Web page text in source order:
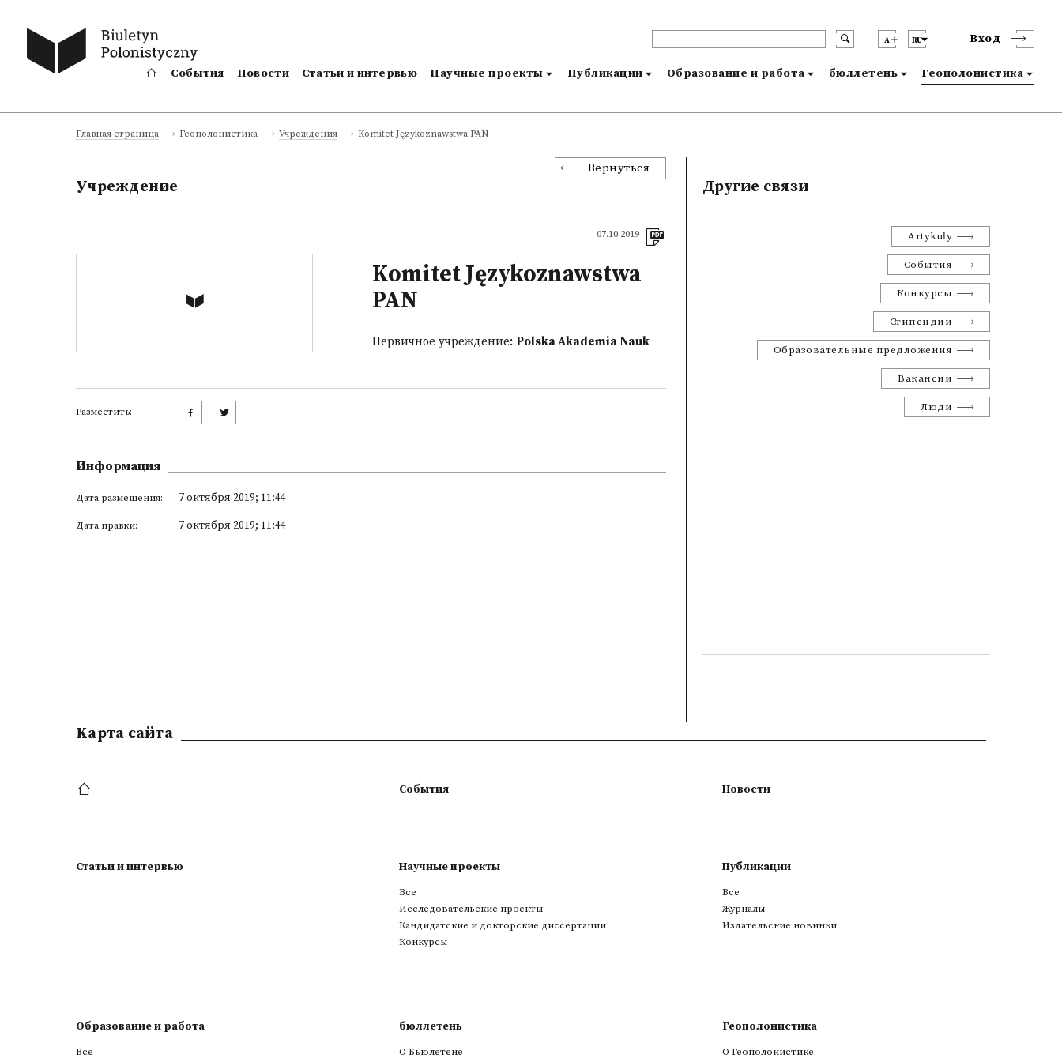
A RU Вход
События Новости Статьи и интервью Научные проекты Публикации Образование и работа бюллетень Геополонистика
Главная страница Геополонистика Учреждения Komitet Językoznawstwa PAN
Вернуться
Учреждение
07.10.2019
Komitet Językoznawstwa
PAN
Первичное учреждение: Polska Akademia Nauk
Разместить:
Информация
Дата размещения: 7 октября 2019; 11:44
Дата правки: 7 октября 2019; 11:44
Другие связи
Artykuły
События
Конкурсы
Стипендии
Образовательные предложения
Вакансии
Люди
Kарта сайта
События Новости
Статьи и интервью Научные проекты
Все
Исследовательские проекты
Кандидатские и докторские диссертации
Конкурсы
Публикации
Все
Журналы
Издательские новинки
Образование и работа
Все
бюллетень
О Бьюлетене
Геополонистика
О Геополонистике